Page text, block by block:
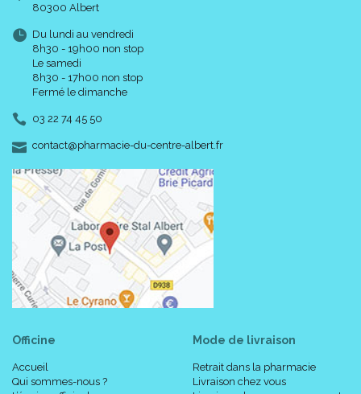
80300 Albert
Du lundi au vendredi
8h30 - 19h00 non stop
Le samedi
8h30 - 17h00 non stop
Fermé le dimanche
03 22 74 45 50
contact-
@-
pharmacie-du-centre-albert.fr
Officine
Accueil
Qui sommes-nous ?
Mode de livraison
Retrait dans la pharmacie
Livraison chez vous